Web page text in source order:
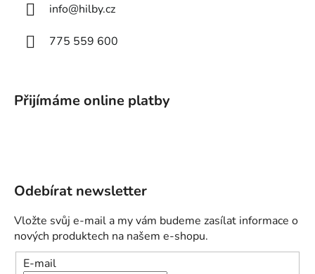
info@hilby.cz
775 559 600
Přijímáme online platby
Odebírat newsletter
Vložte svůj e-mail a my vám budeme zasílat informace o
nových produktech na našem e-shopu.
E-mail